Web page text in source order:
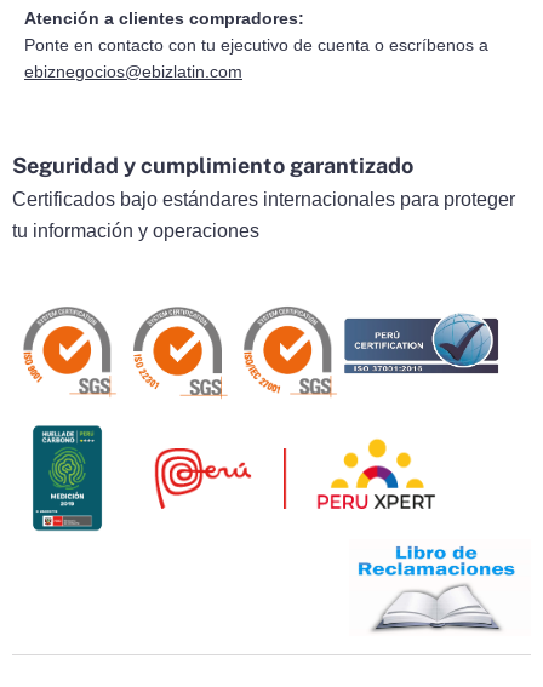
Atención a clientes compradores:
Ponte en contacto con tu ejecutivo de cuenta o escríbenos a
ebiznegocios@ebizlatin.com
Seguridad y cumplimiento garantizado
Certificados bajo estándares internacionales para proteger
tu información y operaciones